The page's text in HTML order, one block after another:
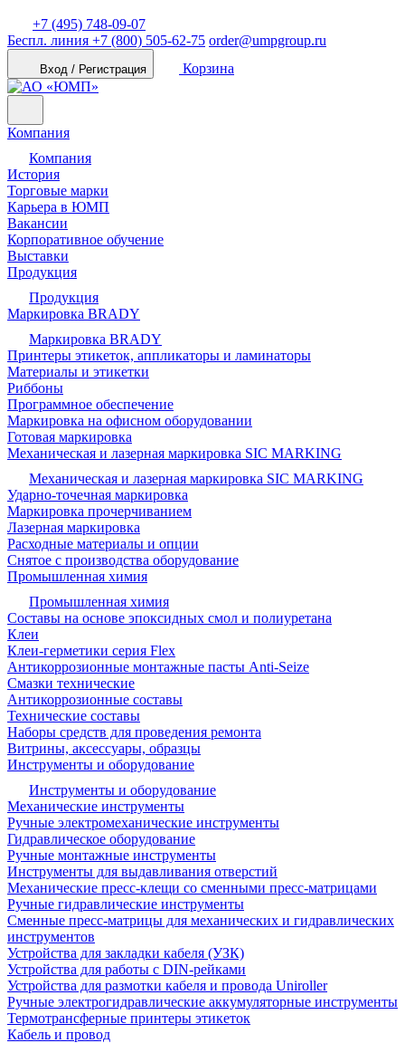
+7 (495) 748-09-07
Беспл. линия +7 (800) 505-62-75 order@umpgroup.ru
Вход / Регистрация Корзина
Компания
Компания
История
Торговые марки
Карьера в ЮМП
Вакансии
Корпоративное обучение
Выставки
Продукция
Продукция
Маркировка BRADY
Маркировка BRADY
Принтеры этикеток, аппликаторы и ламинаторы
Материалы и этикетки
Риббоны
Программное обеспечение
Маркировка на офисном оборудовании
Готовая маркировка
Механическая и лазерная маркировка SIC MARKING
Механическая и лазерная маркировка SIC MARKING
Ударно-точечная маркировка
Маркировка прочерчиванием
Лазерная маркировка
Расходные материалы и опции
Снятое с производства оборудование
Промышленная химия
Промышленная химия
Составы на основе эпоксидных смол и полиуретана
Клеи
Клеи-герметики серия Flex
Антикоррозионные монтажные пасты Anti-Seize
Смазки технические
Антикоррозионные составы
Технические составы
Наборы средств для проведения ремонта
Витрины, аксессуары, образцы
Инструменты и оборудование
Инструменты и оборудование
Механические инструменты
Ручные электромеханические инструменты
Гидравлическое оборудование
Ручные монтажные инструменты
Инструменты для выдавливания отверстий
Механические пресс-клещи со сменными пресс-матрицами
Ручные гидравлические инструменты
Сменные пресс-матрицы для механических и гидравлических
инструментов
Устройства для закладки кабеля (УЗК)
Устройства для работы с DIN-рейками
Устройства для размотки кабеля и провода Uniroller
Ручные электрогидравлические аккумуляторные инструменты
Термотрансферные принтеры этикеток
Кабель и провод